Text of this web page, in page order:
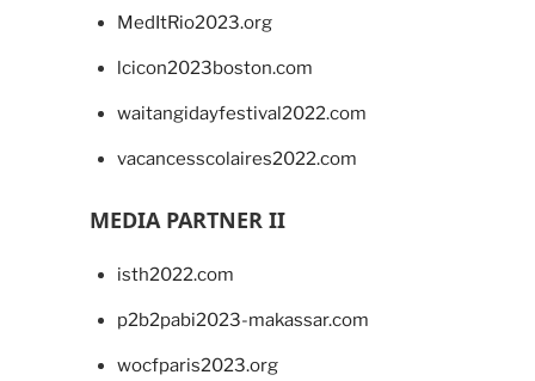
MedItRio2023.org
lcicon2023boston.com
waitangidayfestival2022.com
vacancesscolaires2022.com
MEDIA PARTNER II
isth2022.com
p2b2pabi2023-makassar.com
wocfparis2023.org